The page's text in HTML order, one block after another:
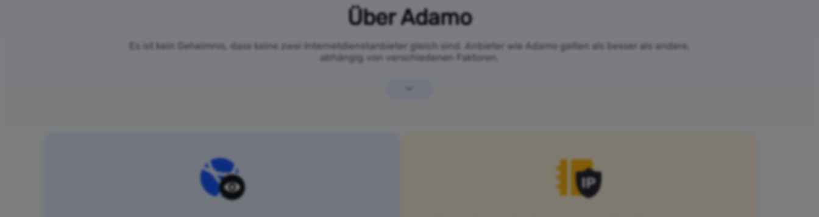
Über Adamo
Es ist kein Geheimnis, dass keine zwei Internetdienstanbieter gleich sind. Anbieter wie Adamo gelten als besser als andere,
abhängig von verschiedenen Faktoren.